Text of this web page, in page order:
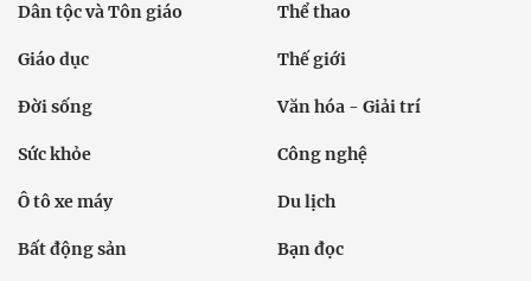
Dân tộc và Tôn giáo Thể thao
Giáo dục Thế giới
Đời sống Văn hóa - Giải trí
Sức khỏe Công nghệ
Ô tô xe máy Du lịch
Bất động sản Bạn đọc